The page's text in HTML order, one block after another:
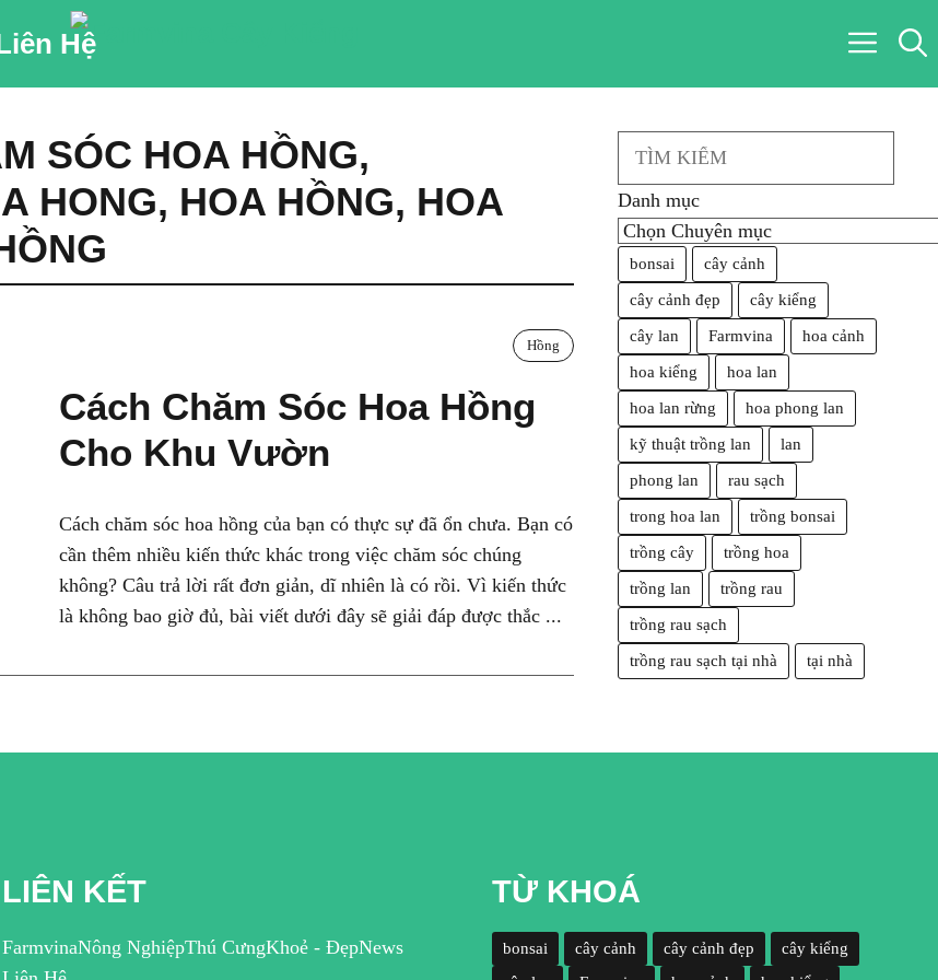
Hệ
SÓC HOA HỒNG,
HONG, HOA HỒNG, HOA
Hồng
Cách Chăm Sóc Hoa Hồng
Cho Khu Vườn
Cách chăm sóc hoa hồng của bạn có thực sự đã ổn chưa. Bạn có
cần thêm nhiều kiến thức khác trong việc chăm sóc chúng
không? Câu trả lời rất đơn giản, dĩ nhiên là có rồi. Vì kiến thức
là không bao giờ đủ, bài viết dưới đây sẽ giải đáp được thắc ...
Search
Danh mục
bonsai cây cảnh
cây cảnh đẹp cây kiểng
cây lan Farmvina hoa cảnh
hoa kiểng hoa lan
hoa lan rừng hoa phong lan
kỹ thuật trồng lan lan
phong lan rau sạch
trong hoa lan trồng bonsai
trồng cây trồng hoa
trồng lan trồng rau
trồng rau sạch
trồng rau sạch tại nhà tại nhà
LIÊN KẾT
FarmvinaNông NghiệpThú CưngKhoẻ - ĐẹpNews
TỪ KHOÁ
bonsai cây cảnh cây cảnh đẹp
cây kiểng